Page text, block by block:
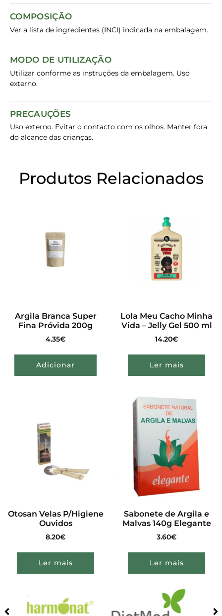
COMPOSIÇÃO
Ver a lista de ingredientes (INCI) indicada na embalagem.
MODO DE UTILIZAÇÃO
Utilizar conforme as instruções da embalagem. Uso
externo.
PRECAUÇÕES
Uso externo. Evitar o contacto com os olhos. Manter fora
do alcance das crianças.
Produtos Relacionados
Argila Branca Super
Fina Próvida 200g
4.35€
Adicionar
Lola Meu Cacho Minha
Vida – Jelly Gel 500 ml
14.20€
Ler mais
Otosan Velas P/Higiene
Ouvidos
8.20€
Ler mais
Sabonete de Argila e
Malvas 140g Elegante
3.60€
Ler mais